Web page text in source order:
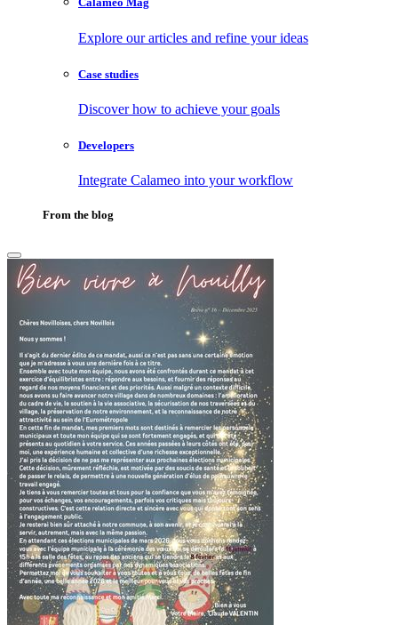
Explore our articles and refine your ideas
Case studies
Discover how to achieve your goals
Developers
Integrate Calameo into your workflow
From the blog